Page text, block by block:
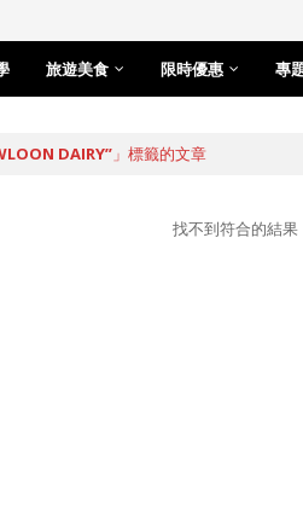
旅遊美食 限時優惠 專
DAIRY 」標籤的文章
找不到符合的結果